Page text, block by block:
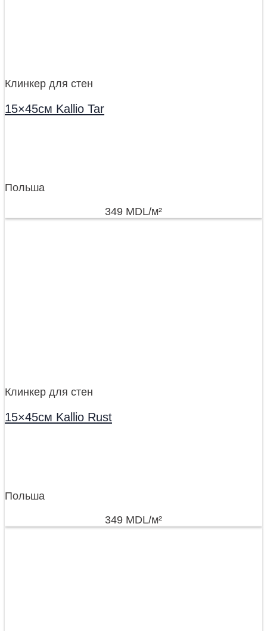
Клинкер для стен
15×45см Kallio Tar
Польша
349 MDL/м²
Клинкер для стен
15×45см Kallio Rust
Польша
349 MDL/м²